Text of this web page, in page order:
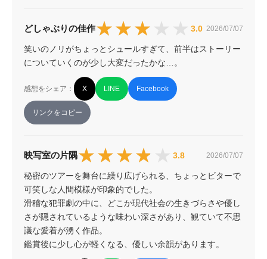
どしゃぶりの佳作★★★★★
★★★★★ 3.0 2026/07/07
笑いのノリがちょっとシュールすぎて、前半はストーリー
についていくのが少し大変だったかな…。
感想をシェア： X LINE Facebook
リンクをコピー
映写室の片隅★★★★★
★★★★★ 3.8 2026/07/07
秘密のツアーを舞台に繰り広げられる、ちょっとビターで
可笑しな人間模様が印象的でした。
滑稽な犯罪劇の中に、どこか現代社会の生きづらさや優し
さが隠されているような味わい深さがあり、観ていて不思
議な愛着が湧く作品。
鑑賞後に少し心が軽くなる、優しい余韻があります。